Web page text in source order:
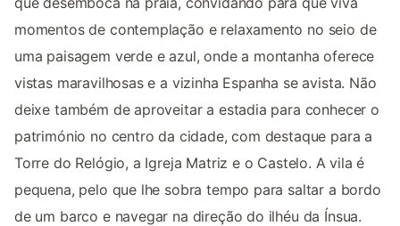
momentos de contemplação e relaxamento no seio de
uma paisagem verde e azul, onde a montanha oferece
vistas maravilhosas e a vizinha Espanha se avista. Não
deixe também de aproveitar a estadia para conhecer o
património no centro da cidade, com destaque para a
Torre do Relógio, a Igreja Matriz e o Castelo. A vila é
pequena, pelo que lhe sobra tempo para saltar a bordo
de um barco e navegar na direção do ilhéu da Ínsua.